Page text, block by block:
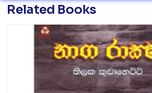
Related Books